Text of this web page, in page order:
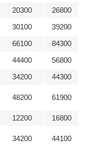
20300
26800
30100
39200
66100
84300
44400
56800
34200
44300
48200 61900
12200
16800
34200 44100